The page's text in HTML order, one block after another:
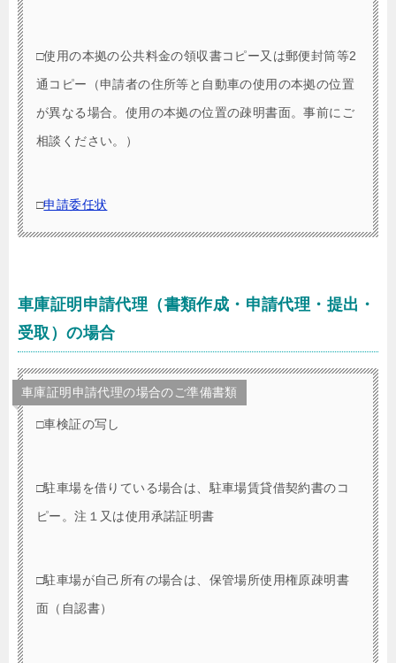
□使用の本拠の公共料金の領収書コピー又は郵便封筒等2
通コピー（申請者の住所等と自動車の使用の本拠の位置
が異なる場合。使用の本拠の位置の疎明書面。事前にご
相談ください。）
□申請委任状
車庫証明申請代理（書類作成・申請代理・提出・
受取）の場合
車庫証明申請代理の場合のご準備書類
□車検証の写し
□駐車場を借りている場合は、駐車場賃貸借契約書のコ
ピー。注１又は使用承諾証明書
□駐車場が自己所有の場合は、保管場所使用権原疎明書
面（自認書）